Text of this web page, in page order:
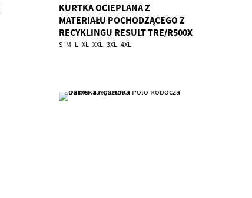
KURTKA OCIEPLANA Z
MATERIAŁU POCHODZĄCEGO Z
RECYKLINGU RESULT TRE/R500X
S M L XL XXL 3XL 4XL